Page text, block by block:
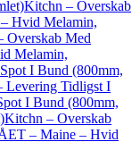
Kitchn – Overskab
Hvid Melamin,
Overskab Med
Melamin,
I Bund (800mm,
Levering Tidligst I
I Bund (800mm,
Kitchn – Overskab
– Maine – Hvid